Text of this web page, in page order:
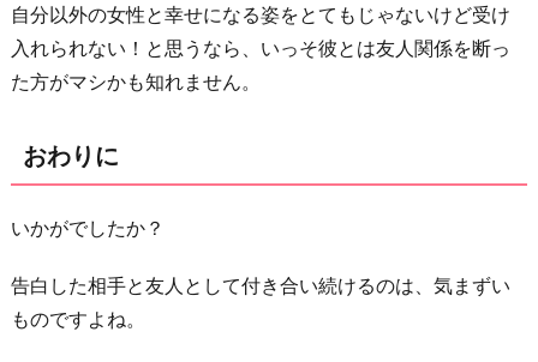
自分以外の女性と幸せになる姿をとてもじゃないけど受け
入れられない！と思うなら、いっそ彼とは友人関係を断っ
た方がマシかも知れません。
おわりに
いかがでしたか？
告白した相手と友人として付き合い続けるのは、気まずい
ものですよね。